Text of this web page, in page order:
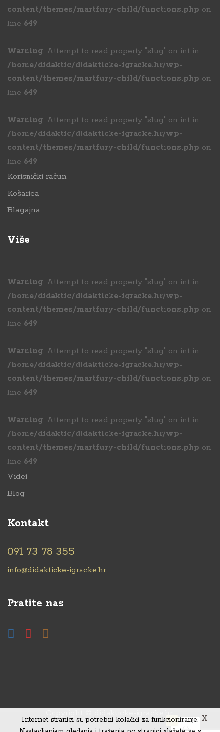
content/themes/martfury-child/functions.php on
line 649
Warning: Attempt to read property "slug" on int in
/home/didaktic/didakticke-igracke.hr/wp-
content/themes/martfury-child/functions.php on
line 649
Warning: Attempt to read property "slug" on int in
/home/didaktic/didakticke-igracke.hr/wp-
content/themes/martfury-child/functions.php on
line 649
Korisnički račun
Košarica
Blagajna
Više
Warning: Attempt to read property "slug" on int in
/home/didaktic/didakticke-igracke.hr/wp-
content/themes/martfury-child/functions.php on
line 649
Warning: Attempt to read property "slug" on int in
/home/didaktic/didakticke-igracke.hr/wp-
content/themes/martfury-child/functions.php on
line 649
Warning: Attempt to read property "slug" on int in
/home/didaktic/didakticke-igracke.hr/wp-
content/themes/martfury-child/functions.php on
line 649
Videi
Blog
Kontakt
091 73 78 355
info@didakticke-igracke.hr
Pratite nas
0
Internet stranici su potrebni kolačići za funkcioniranje. X